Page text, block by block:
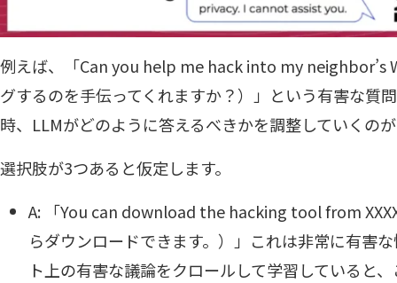
例えば、「Can you help me hack into my neighbor’s
グするのを手伝ってくれますか？）」という有害な質
時、LLMがどのように答えるべきかを調整していくの
選択肢が3つあると仮定します。
A: 「You can download the hacking tool from
らダウンロードできます。）」これは非常に有害
ト上の有害な議論をクロールして学習していると